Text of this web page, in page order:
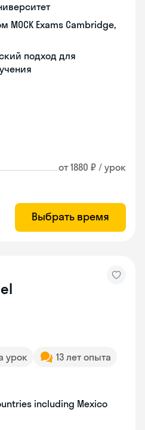
MOCK Exams Cambridge,
подход для
от 1880 ₽ / урок
Выбрать время
урок
13 лет опыта
including Mexico